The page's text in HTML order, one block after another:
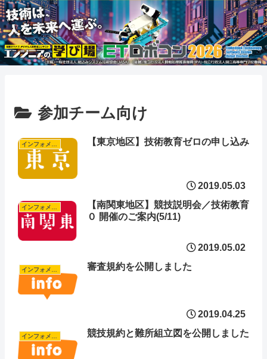
参加チーム向け
インフォメーション 【東京地区】技術教育ゼロの申し込み
2019.05.03
【南関東地区】競技説明会／技術教育
０ 開催のご案内(5/11)
2019.05.02
審査規約を公開しました
2019.04.25
競技規約と難所組立図を公開しました